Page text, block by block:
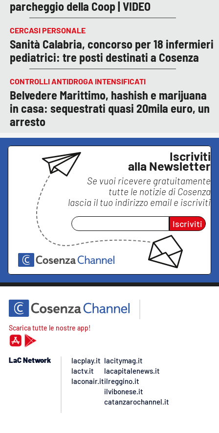
parcheggio della Coop | VIDEO
CERCASI PERSONALE
Sanità Calabria, concorso per 18 infermieri
pediatrici: tre posti destinati a Cosenza
CONTROLLI ANTIDROGA INTENSIFICATI
Belvedere Marittimo, hashish e marijuana
in casa: sequestrati quasi 20mila euro, un
arresto
Iscriviti
alla Newsletter
Se vuoi ricevere gratuitamente
tutte le notizie di Cosenza
lascia il tuo indirizzo email e iscriviti
Iscriviti
Scarica tutte le nostre app!
LaC Network
lacplay.it
lactv.it
laconair.it
lacitymag.it
lacapitalenews.it
ilreggino.it
ilvibonese.it
catanzarochannel.it